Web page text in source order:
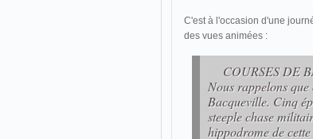
C'est à l'occasion d'une
des vues animées :
COURSES DE
Nous rappelons
Bacqueville. Cinq
steeple chase
hippodrome de